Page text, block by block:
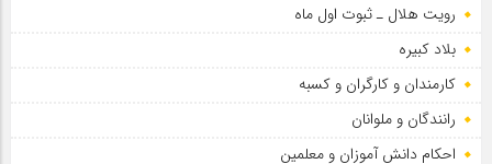
رویت هلال ـ ثبوت اول ماه
بلاد کبیره
کارمندان و کارگران و کسبه
رانندگان و ملوانان
احکام دانش آموزان و معلمین